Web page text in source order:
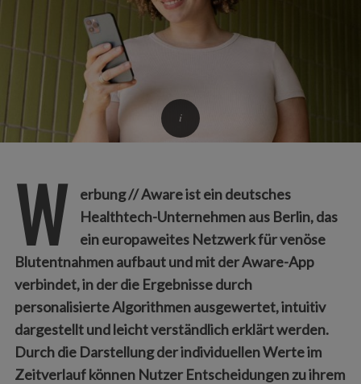
W
erbung // Aware ist ein deutsches
Healthtech-Unternehmen aus Berlin, das
ein europaweites Netzwerk für venöse
Blutentnahmen aufbaut und mit der Aware-App
verbindet, in der die Ergebnisse durch
personalisierte Algorithmen ausgewertet, intuitiv
dargestellt und leicht verständlich erklärt werden.
Durch die Darstellung der individuellen Werte im
Zeitverlauf können Nutzer Entscheidungen zu ihrem